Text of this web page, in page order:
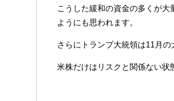
こうした緩和の資金の多くが
ようにも思われます。
さらにトランプ大統領は11月
米株だけはリスクと関係ない状